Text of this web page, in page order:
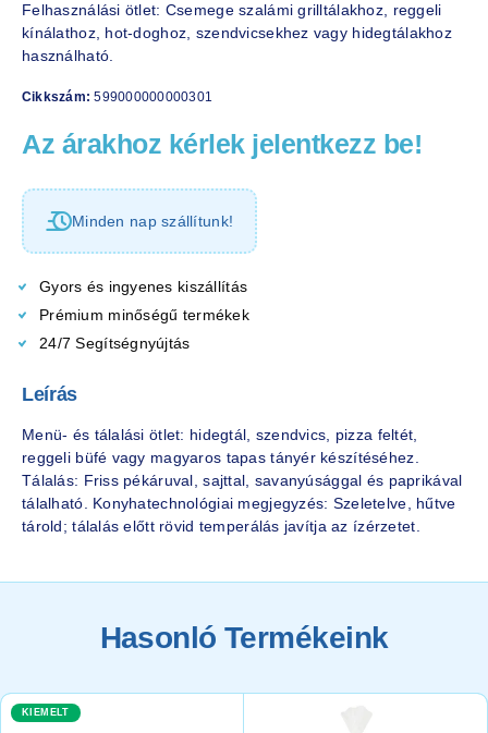
Felhasználási ötlet: Csemege szalámi grilltálakhoz, reggeli
kínálathoz, hot-doghoz, szendvicsekhez vagy hidegtálakhoz
használható.
Cikkszám:599000000000301
Az árakhoz kérlek jelentkezz be!
Minden nap szállítunk!
Gyors és ingyenes kiszállítás
Prémium minőségű termékek
24/7 Segítségnyújtás
Leírás
Menü- és tálalási ötlet: hidegtál, szendvics, pizza feltét,
reggeli büfé vagy magyaros tapas tányér készítéséhez.
Tálalás: Friss pékáruval, sajttal, savanyúsággal és paprikával
tálalható. Konyhatechnológiai megjegyzés: Szeletelve, hűtve
tárold; tálalás előtt rövid temperálás javítja az ízérzetet.
Hasonló Termékeink
KIEMELT